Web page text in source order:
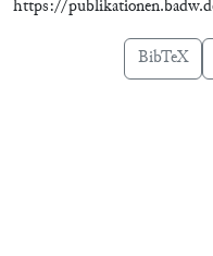
https://
BibTeX